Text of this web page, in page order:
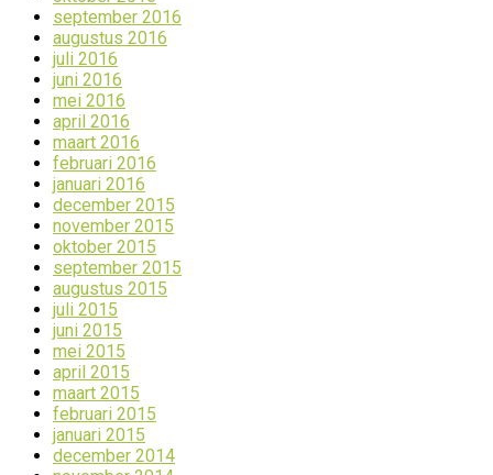
september 2016
augustus 2016
juli 2016
juni 2016
mei 2016
april 2016
maart 2016
februari 2016
januari 2016
december 2015
november 2015
oktober 2015
september 2015
augustus 2015
juli 2015
juni 2015
mei 2015
april 2015
maart 2015
februari 2015
januari 2015
december 2014